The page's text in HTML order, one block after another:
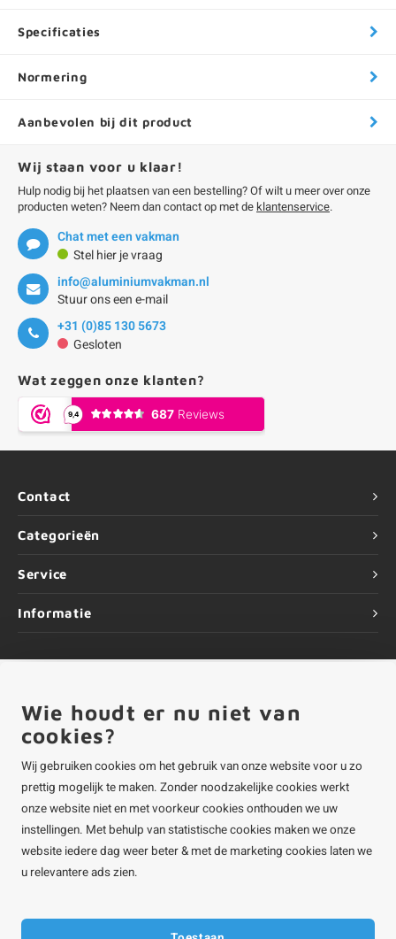
Specificaties
Normering
Aanbevolen bij dit product
Wij staan voor u klaar!
Hulp nodig bij het plaatsen van een bestelling? Of wilt u meer over onze
producten weten? Neem dan contact op met de klantenservice.
Chat met een vakman
Stel hier je vraag
info@aluminiumvakman.nl
Stuur ons een e-mail
+31 (0)85 130 5673
Gesloten
Wat zeggen onze klanten?
Contact
Categorieën
Service
Informatie
©Copyright2026 ALUMINIUMvakman - Powered byLightspeed
ALUMINIUMvakman is onderdeel vanRoca Online BV
Wie houdt er nu niet van
cookies?
Wij gebruiken cookies om het gebruik van onze website voor u zo
prettig mogelijk te maken. Zonder noodzakelijke cookies werkt
onze website niet en met voorkeur cookies onthouden we uw
instellingen. Met behulp van statistische cookies maken we onze
website iedere dag weer beter & met de marketing cookies laten we
u relevantere ads zien.